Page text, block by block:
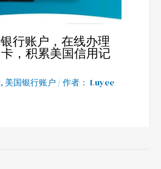
行账户，在线办理
，积累美国信用记
, 美国银行账户 / 作者： Luyee